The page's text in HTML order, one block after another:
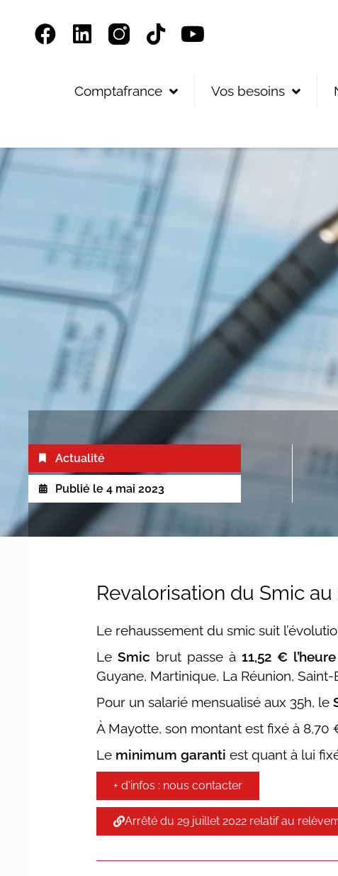
Comptafrance Vos besoins
Actualité
Publié le 4 mai 2023
Revalorisation du Smic au
Le rehaussement du smic suit
LeSmic brut passe à11,52 € l’heure
Guyane, Martinique, La Réunion,
Pour un salarié mensualisé aux 35h, le
À Mayotte, son montant est fixé à 8,70
Le minimum garanti est quant à lui
+ d'infos : nous contacter
Arrêté du 29 juillet 2022 relatif au